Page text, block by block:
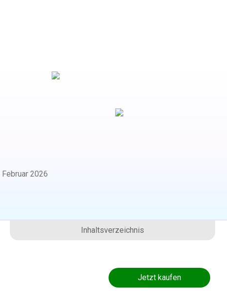
Februar 2026
Inhaltsverzeichnis
Jetzt kaufen